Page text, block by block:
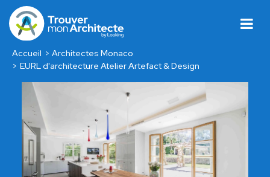
Accueil
Architectes Monaco
EURL d'architecture Atelier Artefact & Design